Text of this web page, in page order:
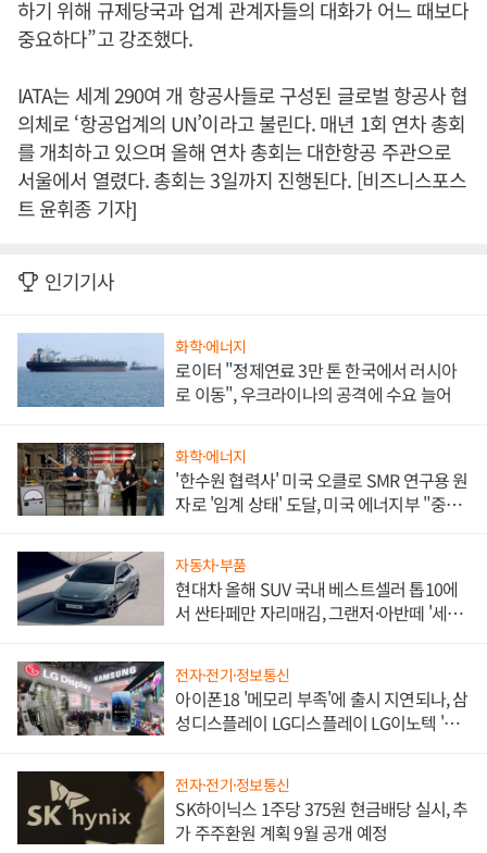
하기 위해 규제당국과 업계 관계자들의 대화가 어느 때보다
중요하다”고 강조했다.
IATA는 세계 290여 개 항공사들로 구성된 글로벌 항공사 협
의체로 ‘항공업계의 UN’이라고 불린다. 매년 1회 연차 총회
를 개최하고 있으며 올해 연차 총회는 대한항공 주관으로
서울에서 열렸다. 총회는 3일까지 진행된다. [비즈니스포스
트 윤휘종 기자]
인기기사
화학·에너지
로이터 "정제연료 3만 톤 한국에서 러시아
로 이동", 우크라이나의 공격에 수요 늘어
화학·에너지
'한수원 협력사' 미국 오클로 SMR 연구용 원
자로 '임계 상태' 도달, 미국 에너지부 "중요
자동차·부품
현대차 올해 SUV 국내 베스트셀러 톱10에
서 싼타페만 자리매김, 그랜저·아반떼 '세단
전자·전기·정보통신
아이폰18 '메모리 부족'에 출시 지연되나, 삼
성디스플레이 LG디스플레이 LG이노텍 '탈
전자·전기·정보통신
SK하이닉스 1주당 375원 현금배당 실시, 추
가 주주환원 계획 9월 공개 예정